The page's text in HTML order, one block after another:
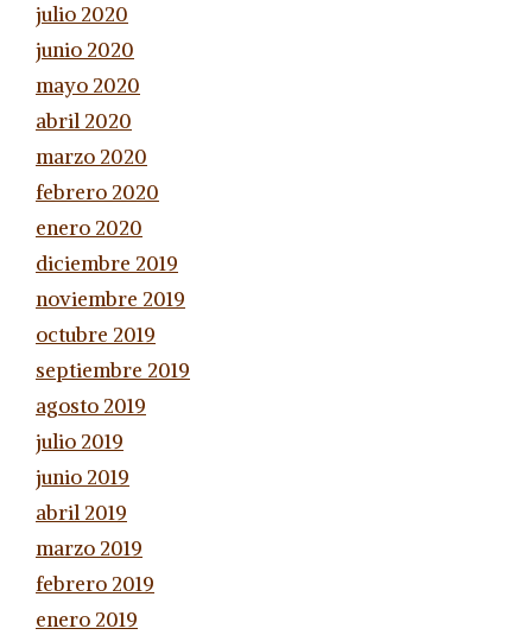
julio 2020
junio 2020
mayo 2020
abril 2020
marzo 2020
febrero 2020
enero 2020
diciembre 2019
noviembre 2019
octubre 2019
septiembre 2019
agosto 2019
julio 2019
junio 2019
abril 2019
marzo 2019
febrero 2019
enero 2019